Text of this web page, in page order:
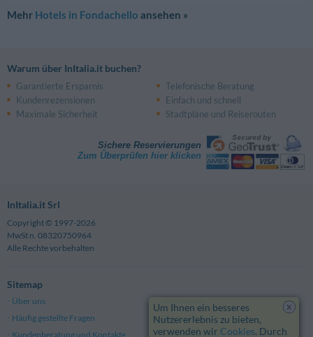
Mehr Hotels in Fondachello ansehen »
Warum über InItalia.it buchen?
Garantierte Ersparnis
Telefonische Beratung
Kundenrezensionen
Einfach und schnell
Maximale Sicherheit
Stadtpläne und Reiserouten
Sichere Reservierungen
Zum Überprüfen hier klicken
InItalia.it Srl
Copyright © 1997-2026
MwSt n. 08320750964
Alle Rechte vorbehalten
Sitemap
Über uns
Häufig gestellte Fragen
Datenschutz
Kundenberatung und Kontakte
Allgemeine Geschäftsbedingungen
x
Um Ihnen ein besseres
Nutzererlebnis zu bieten,
verwenden wir Cookies. Durch